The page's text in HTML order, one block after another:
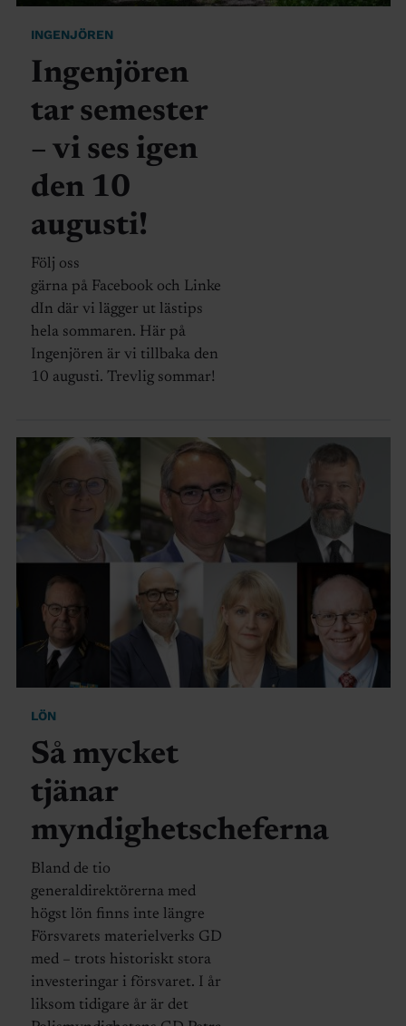
INGENJÖREN
Ingenjören
tar semester
– vi ses igen
den 10
augusti!
Följ oss
gärna på Facebook och Linke
dIn där vi lägger ut lästips
hela sommaren. Här på
Ingenjören är vi tillbaka den
10 augusti. Trevlig sommar!
LÖN
Så mycket
tjänar
myndighetscheferna
Bland de tio
generaldirektörerna med
högst lön finns inte längre
Försvarets materielverks GD
med – trots historiskt stora
investeringar i försvaret. I år
liksom tidigare år är det